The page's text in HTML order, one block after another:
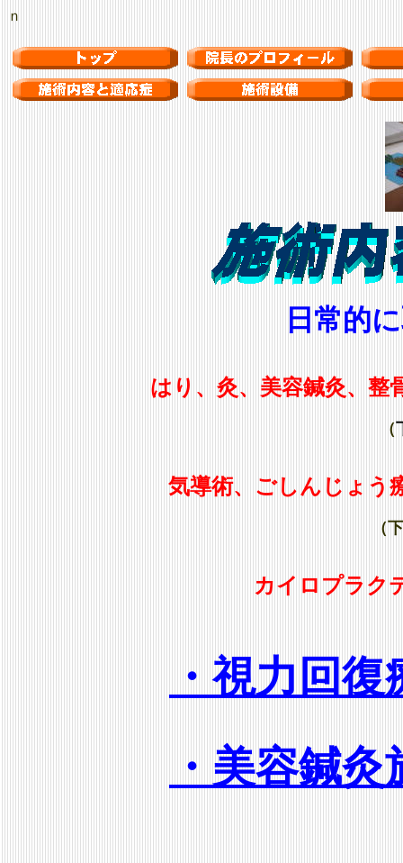
ｎ
日常的
はり、灸、美容鍼灸、整
（
気導術、ごしんじょう
（
カイロプラク
・視力回
・美容鍼